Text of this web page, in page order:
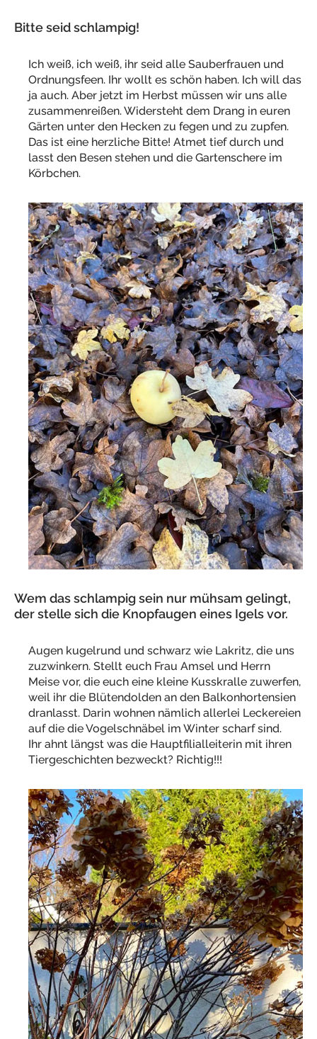
Bitte seid schlampig!
Ich weiß, ich weiß, ihr seid alle Sauberfrauen und
Ordnungsfeen. Ihr wollt es schön haben. Ich will das
ja auch. Aber jetzt im Herbst müssen wir uns alle
zusammenreißen. Widersteht dem Drang in euren
Gärten unter den Hecken zu fegen und zu zupfen.
Das ist eine herzliche Bitte! Atmet tief durch und
lasst den Besen stehen und die Gartenschere im
Körbchen.
Wem das schlampig sein nur mühsam gelingt,
der stelle sich die Knopfaugen eines Igels vor.
Augen kugelrund und schwarz wie Lakritz, die uns
zuzwinkern. Stellt euch Frau Amsel und Herrn
Meise vor, die euch eine kleine Kusskralle zuwerfen,
weil ihr die Blütendolden an den Balkonhortensien
dranlasst. Darin wohnen nämlich allerlei Leckereien
auf die die Vogelschnäbel im Winter scharf sind.
Ihr ahnt längst was die Hauptfilialleiterin mit ihren
Tiergeschichten bezweckt? Richtig!!!